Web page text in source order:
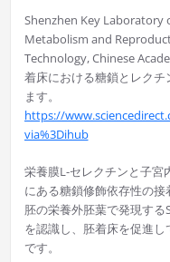
Shenzhen Key Laboratory
Metabolism and
Technology, Chinese
着床における糖鎖とレク
ます。
https://
via%3Dihub
栄養膜L-セレクチンと子宮
にある糖鎖修飾依存性の
胚の栄養外胚葉で発現す
を認識し、胚着床を促進
です。